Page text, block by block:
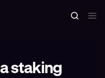
staking